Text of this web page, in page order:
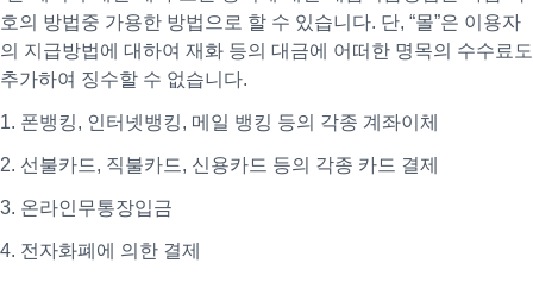
호의 방법중 가용한 방법으로 할 수 있습니다. 단, “몰”은 이용자
의 지급방법에 대하여 재화 등의 대금에 어떠한 명목의 수수료도
추가하여 징수할 수 없습니다.
1. 폰뱅킹, 인터넷뱅킹, 메일 뱅킹 등의 각종 계좌이체
2. 선불카드, 직불카드, 신용카드 등의 각종 카드 결제
3. 온라인무통장입금
4. 전자화폐에 의한 결제